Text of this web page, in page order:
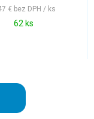
€ bez DPH / ks
62 ks